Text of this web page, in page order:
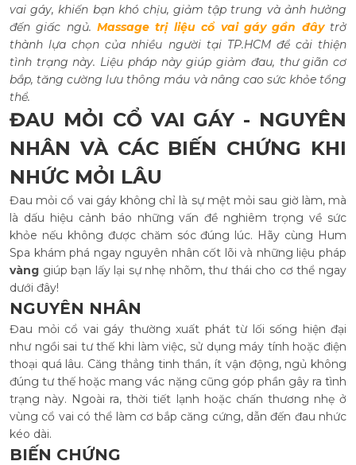
vai gáy, khiến bạn khó chịu, giảm tập trung và ảnh hưởng
đến giấc ngủ.Massage trị liệu cổ vai gáy gần đâytrở
thành lựa chọn của nhiều người tại TP.HCM để cải thiện
tình trạng này. Liệu pháp này giúp giảm đau, thư giãn cơ
bắp, tăng cường lưu thông máu và nâng cao sức khỏe tổng
thể.
ĐAU MỎI CỔ VAI GÁY - NGUYÊN
NHÂN VÀ CÁC BIẾN CHỨNG KHI
NHỨC MỎI LÂU
Đau mỏi cổ vai gáy không chỉ là sự mệt mỏi sau giờ làm, mà
là dấu hiệu cảnh báo những vấn đề nghiêm trọng về sức
khỏe nếu không được chăm sóc đúng lúc. Hãy cùng Hum
Spa khám phá ngay nguyên nhân cốt lõi và những liệu pháp
vàng giúp bạn lấy lại sự nhẹ nhõm, thư thái cho cơ thể ngay
dưới đây!
NGUYÊN NHÂN
Đau mỏi cổ vai gáy thường xuất phát từ lối sống hiện đại
như ngồi sai tư thế khi làm việc, sử dụng máy tính hoặc điện
thoại quá lâu. Căng thẳng tinh thần, ít vận động, ngủ không
đúng tư thế hoặc mang vác nặng cũng góp phần gây ra tình
trạng này. Ngoài ra, thời tiết lạnh hoặc chấn thương nhẹ ở
vùng cổ vai có thể làm cơ bắp căng cứng, dẫn đến đau nhức
kéo dài.
BIẾN CHỨNG